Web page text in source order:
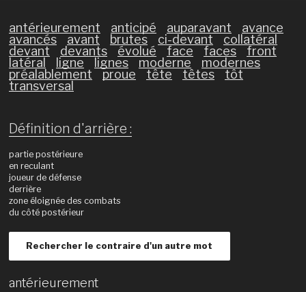
antérieurement anticipé auparavant
avance
avancés
avant brutes ci-devant
collatéral
devant
devants évolué face faces
front
latéral
ligne lignes moderne
modernes
préalablement
proue tête têtes
tôt
transversal
Définition d'arrière :
partie postérieure
en reculant
joueur de défense
derrière
zone éloignée des combats
du côté postérieur
Rechercher le contraire d'un autre mot
antérieurement